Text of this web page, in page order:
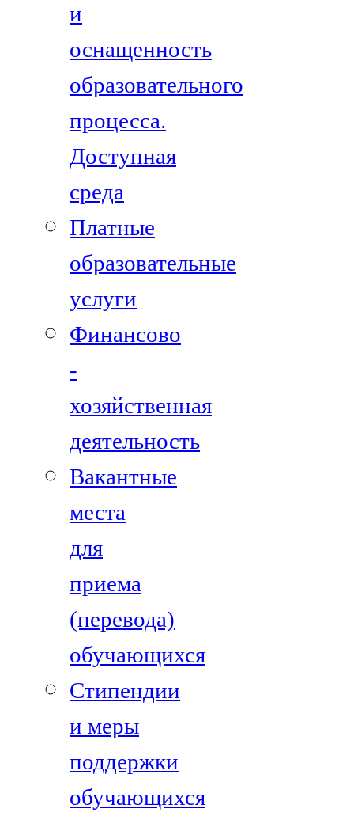
и
оснащенность
образовательного
процесса.
Доступная
среда
Платные
образовательные
услуги
Финансово
-
хозяйственная
деятельность
Вакантные
места
для
приема
(перевода)
обучающихся
Стипендии
и меры
поддержки
обучающихся